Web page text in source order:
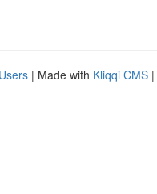
| Made with Kliqqi CMS |